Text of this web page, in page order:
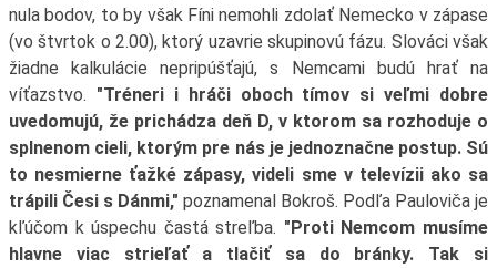
nula bodov, to by však Fíni nemohli zdolať Nemecko v zápase
(vo štvrtok o 2.00), ktorý uzavrie skupinovú fázu. Slováci však
žiadne kalkulácie nepripúšťajú, s Nemcami budú hrať na
víťazstvo. "Tréneri i hráči oboch tímov si veľmi dobre
uvedomujú, že prichádza deň D, v ktorom sa rozhoduje o
splnenom cieli, ktorým pre nás je jednoznačne postup. Sú
to nesmierne ťažké zápasy, videli sme v televízii ako sa
trápili Česi s Dánmi," poznamenal Bokroš. Podľa Pauloviča je
kľúčom k úspechu častá streľba. "Proti Nemcom musíme
hlavne viac strieľať a tlačiť sa do bránky. Tak si